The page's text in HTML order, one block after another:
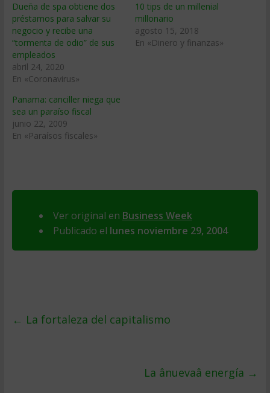
Dueña de spa obtiene dos
préstamos para salvar su
negocio y recibe una
“tormenta de odio” de sus
empleados
abril 24, 2020
En «Coronavirus»
10 tips de un millenial
millonario
agosto 15, 2018
En «Dinero y finanzas»
Panama: canciller niega que
sea un paraí­so fiscal
junio 22, 2009
En «Paraísos fiscales»
Ver original en Business Week
Publicado el lunes noviembre 29, 2004
← La fortaleza del capitalismo
La ânuevaâ energía →